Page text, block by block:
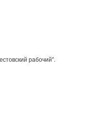
рабочий".